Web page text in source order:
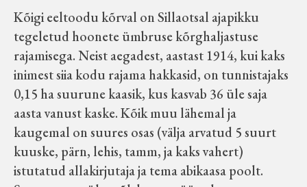
Kõigi eeltoodu kõrval on Sillaotsal ajapikku
tegeletud hoonete ümbruse kõrghaljastuse
rajamisega. Neist aegadest, aastast 1914, kui kaks
inimest siia kodu rajama hakkasid, on tunnistajaks
0,15 ha suurune kaasik, kus kasvab 36 üle saja
aasta vanust kaske. Kõik muu lähemal ja
kaugemal on suures osas (välja arvatud 5 suurt
kuuske, pärn, lehis, tamm, ja kaks vahert)
istutatud allakirjutaja ja tema abikaasa poolt.